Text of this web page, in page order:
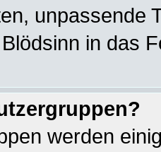
unpassende
in das
werden